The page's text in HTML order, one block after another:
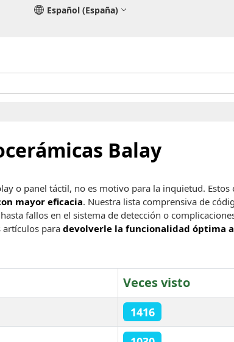
Español (España)
Balay
o panel táctil, no es motivo para la inquietud.
mayor eficacia. Nuestra lista comprensiva de
fallos en el sistema de detección o
artículos para devolverle la funcionalidad óptima
Veces visto
1416